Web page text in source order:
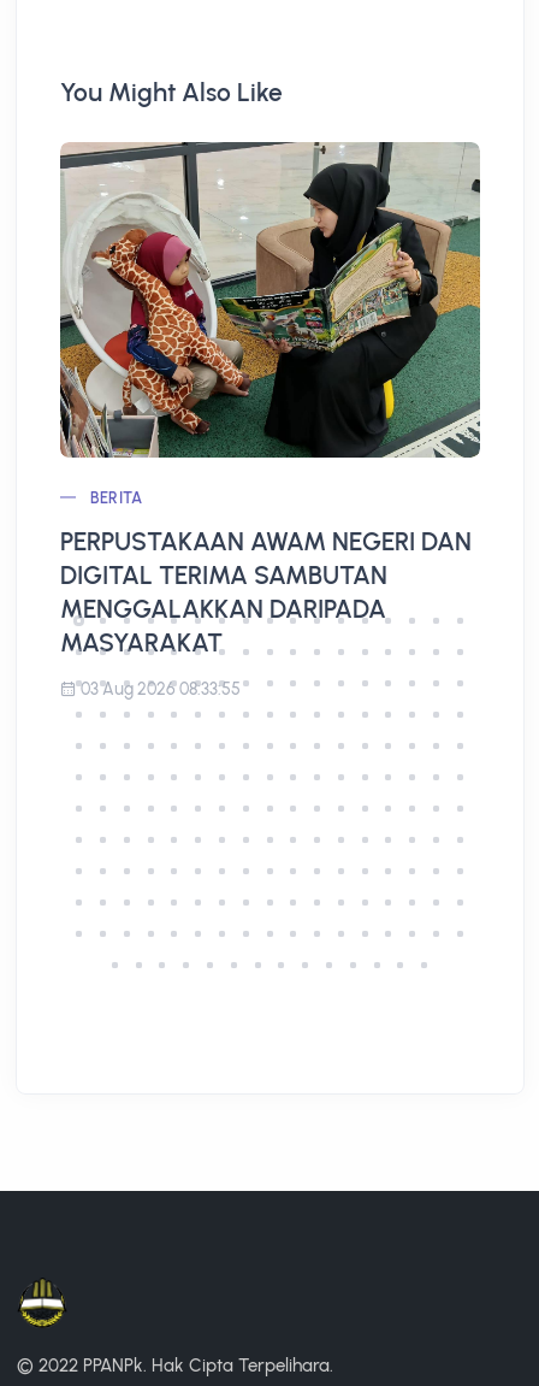
You Might Also Like
BERITA
PERPUSTAKAAN AWAM NEGERI DAN
DIGITAL TERIMA SAMBUTAN
MENGGALAKKAN DARIPADA
MASYARAKAT
03 Aug 2026 08:33:55
© 2022 PPANPk. Hak Cipta Terpelihara.